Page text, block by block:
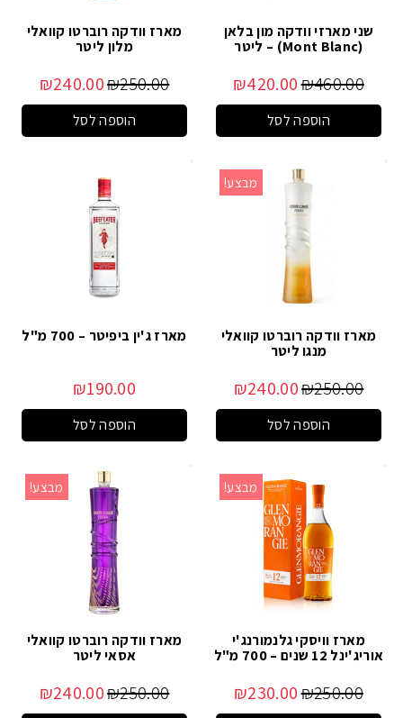
שני מארזי וודקה מון בלאן
(Mont Blanc) – ליטר
₪460.00
₪420.00
הוספה לסל
מארז וודקה רוברטו קוואלי
מלון ליטר
₪250.00
₪240.00
הוספה לסל
מבצע!
מארז וודקה רוברטו קוואלי
מנגו ליטר
₪250.00
₪240.00
הוספה לסל
מארז ג'ין ביפיטר – 700 מ"ל
₪190.00
הוספה לסל
מבצע!
מארז וויסקי גלנמורנג'י
אוריג'ינל 12 שנים – 700 מ"ל
₪250.00
₪230.00
מבצע!
מארז וודקה רוברטו קוואלי
אסאי ליטר
₪250.00
₪240.00